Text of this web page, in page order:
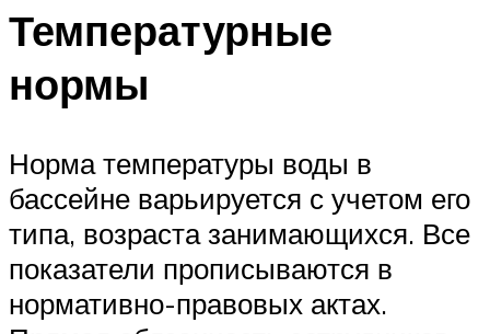
Температурные
нормы
Норма температуры воды в
бассейне варьируется с учетом его
типа, возраста занимающихся. Все
показатели прописываются в
нормативно-правовых актах.